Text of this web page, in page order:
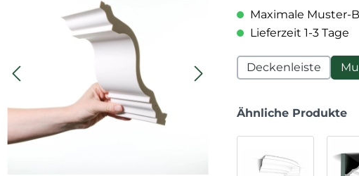
Maximale Muster-
Lieferzeit 1-3 Tage
Deckenleiste
Ähnliche Produkte